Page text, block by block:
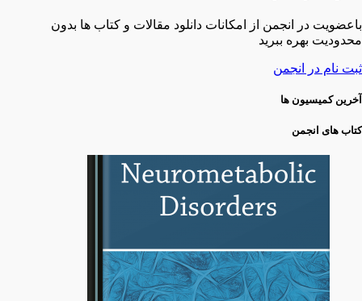
باعضویت در انجمن از امکانات دانلود مقالات و کتاب ها بدون
محدودیت بهره ببرید
ثبت نام در انجمن
آخرین کمیسیون ها
کتاب های انجمن